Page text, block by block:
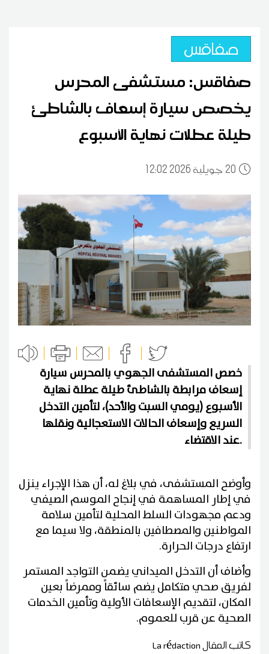
صفاقس
صفاقس: مستشفى المحرس
يخصص سيارة إسعاف بالشاطئ
طيلة عطلات نهاية الأسبوع
20 12:02 2026 جويلية
خصص المستشفى الجهوي بالمحرس سيارة
إسعاف مرابطة بالشاطئ طيلة عطلة نهاية
الأسبوع (يومي السبت والأحد)، لتأمين التدخل
السريع وإسعاف الحالات الاستعجالية ونقلها
عند الاقتضاء.
وأوضح المستشفى، في بلاغ له، أن هذا الإجراء ينزل
في إطار المساهمة في إنجاح الموسم الصيفي
ودعم مجهودات السلط المحلية لتأمين سلامة
المواطنين والمصطافين بالمنطقة، ولا سيما مع
ارتفاع درجات الحرارة.
وأضاف أن التدخل الميداني يضمن التواجد المستمر
لفريق صحي متكامل يضم سائقاً وممرضاً بعين
المكان، لتقديم الإسعافات الأولية وتأمين الخدمات
الصحية عن قرب للعموم.
كاتب المقالLa rédaction